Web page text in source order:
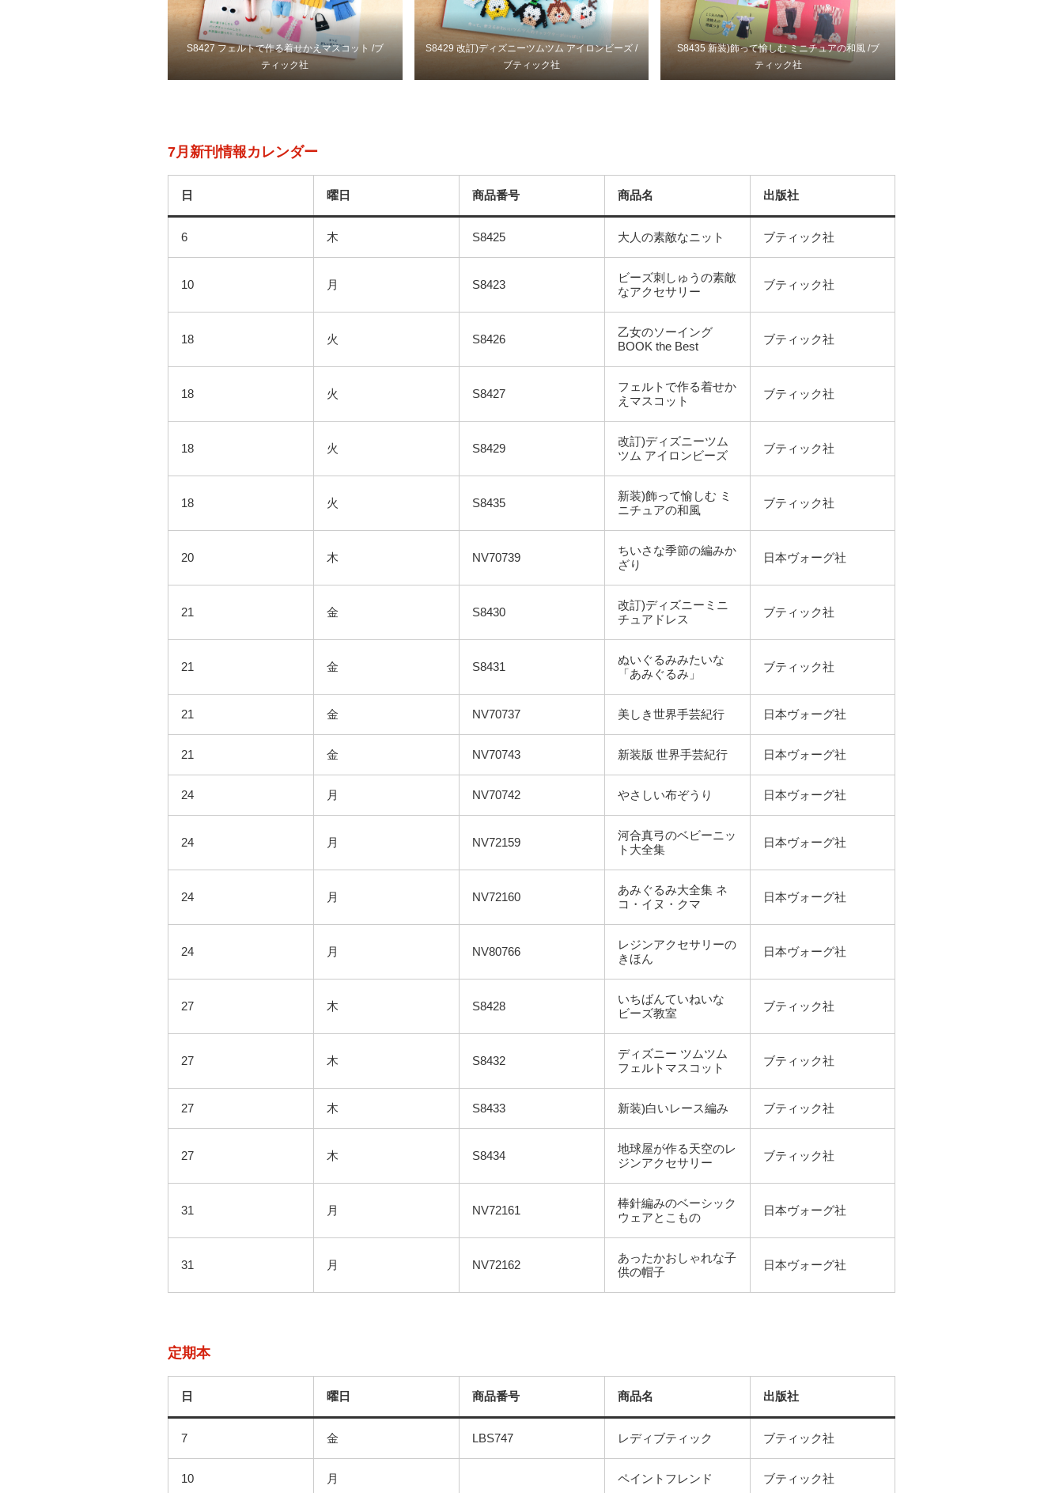
S8427 フェルトで作る着せかえマスコット /ブ
ティック社
S8429 改訂)ディズニーツムツム アイロンビーズ /
ブティック社
S8435 新装)飾って愉しむ ミニチュアの和風 /ブ
ティック社
7月新刊情報カレンダー
日 曜日 商品番号 商品名 出版社
6 木 S8425 大人の素敵なニット ブティック社
10 月 S8423
ビーズ刺しゅうの素敵
なアクセサリー
ブティック社
18 火 S8426
乙女のソーイング
BOOK the Best
ブティック社
18 火 S8427
フェルトで作る着せか
えマスコット
ブティック社
18 火 S8429
改訂)ディズニーツム
ツム アイロンビーズ
ブティック社
18 火 S8435
新装)飾って愉しむ ミ
ニチュアの和風
ブティック社
20 木 NV70739
ちいさな季節の編みか
ざり
日本ヴォーグ社
21 金 S8430
改訂)ディズニーミニ
チュアドレス
ブティック社
21 金 S8431
ぬいぐるみみたいな
「あみぐるみ」
ブティック社
21 金 NV70737 美しき世界手芸紀行 日本ヴォーグ社
21 金 NV70743 新装版 世界手芸紀行 日本ヴォーグ社
24 月 NV70742 やさしい布ぞうり 日本ヴォーグ社
24 月 NV72159
河合真弓のベビーニッ
ト大全集
日本ヴォーグ社
24 月 NV72160
あみぐるみ大全集 ネ
コ・イヌ・クマ
日本ヴォーグ社
24 月 NV80766
レジンアクセサリーの
きほん
日本ヴォーグ社
27 木 S8428
いちばんていねいな
ビーズ教室
ブティック社
27 木 S8432
ディズニー ツムツム
フェルトマスコット
ブティック社
27 木 S8433 新装)白いレース編み ブティック社
27 木 S8434
地球屋が作る天空のレ
ジンアクセサリー
ブティック社
31 月 NV72161
棒針編みのベーシック
ウェアとこもの
日本ヴォーグ社
31 月 NV72162
あったかおしゃれな子
供の帽子
日本ヴォーグ社
定期本
日 曜日 商品番号 商品名 出版社
7 金 LBS747 レディブティック ブティック社
10 月 ペイントフレンド ブティック社